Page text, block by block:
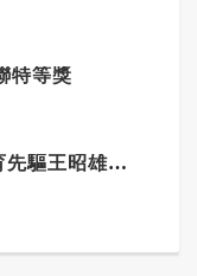
特等獎
南市歷史名人 醫藥教育先驅王昭雄故居掛牌